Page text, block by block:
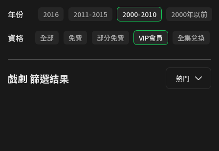
年份
2017 2016 2011-2015 2000-2010 2000年以前
資格 全部 免費 部分免費 VIP會員 全集兌換
戲劇 篩選結果 熱門